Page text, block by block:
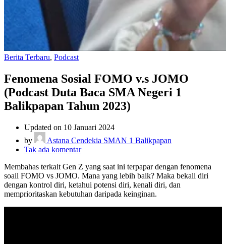
Berita Terbaru, Podcast
Fenomena Sosial FOMO v.s JOMO
(Podcast Duta Baca SMA Negeri 1
Balikpapan Tahun 2023)
Updated on 10 Januari 2024
by
Astana Cendekia SMAN 1 Balikpapan
Tak ada komentarpada
Sosial
FOMO
v.s
JOMO
Membahas terkait Gen Z yang saat ini terpapar dengan fenomena
soail FOMO vs JOMO. Mana yang lebih baik? Maka bekali diri
dengan kontrol diri, ketahui potensi diri, kenali diri, dan
memprioritaskan kebutuhan daripada keinginan.